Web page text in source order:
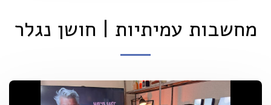
מחשבות עמיתיות | חושן נגלר